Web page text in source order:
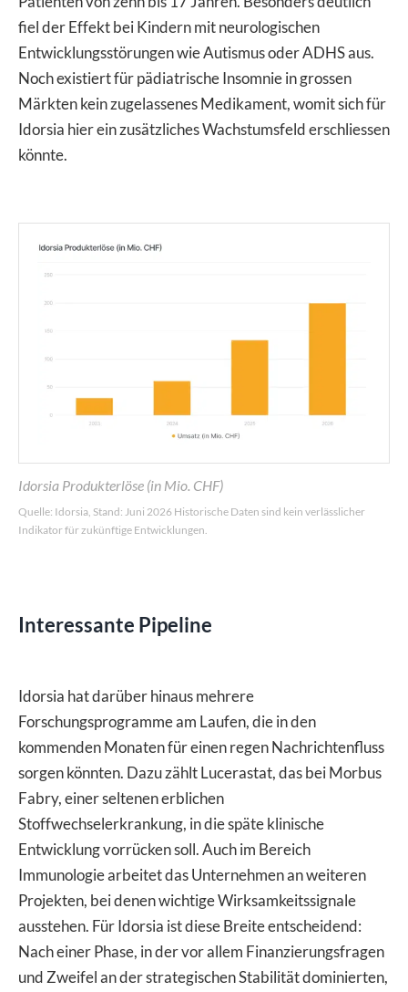
fiel der Effekt bei Kindern mit neurologischen
Entwicklungsstörungen wie Autismus oder ADHS aus.
Noch existiert für pädiatrische Insomnie in grossen
Märkten kein zugelassenes Medikament, womit sich für
Idorsia hier ein zusätzliches Wachstumsfeld erschliessen
könnte.
Idorsia Produkterlöse (in Mio. CHF)
Quelle: Idorsia, Stand: Juni 2026 Historische Daten sind kein verlässlicher
Indikator für zukünftige Entwicklungen.
Interessante Pipeline
Idorsia hat darüber hinaus mehrere
Forschungsprogramme am Laufen, die in den
kommenden Monaten für einen regen Nachrichtenfluss
sorgen könnten. Dazu zählt Lucerastat, das bei Morbus
Fabry, einer seltenen erblichen
Stoffwechselerkrankung, in die späte klinische
Entwicklung vorrücken soll. Auch im Bereich
Immunologie arbeitet das Unternehmen an weiteren
Projekten, bei denen wichtige Wirksamkeitssignale
ausstehen. Für Idorsia ist diese Breite entscheidend:
Nach einer Phase, in der vor allem Finanzierungsfragen
und Zweifel an der strategischen Stabilität dominierten,